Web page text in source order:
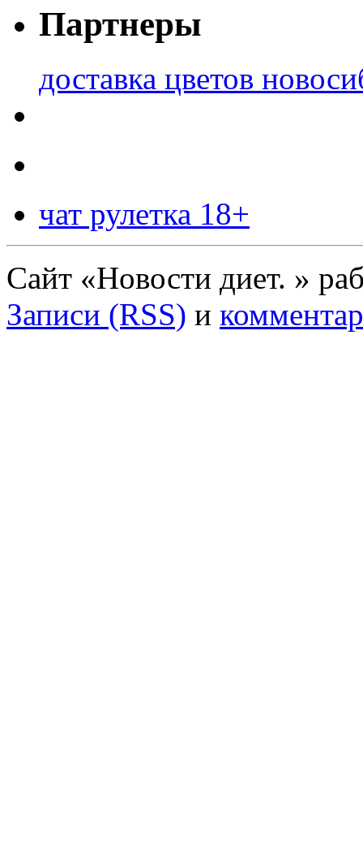
Партнеры
доставка цветов
чат рулетка 18+
Сайт «Новости диет. »
Записи (RSS) и